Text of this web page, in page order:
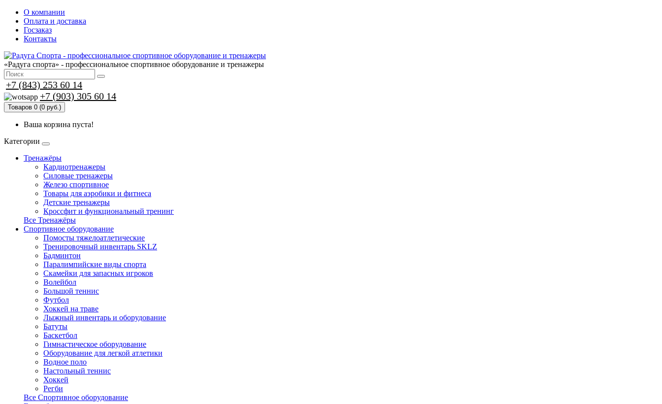
О компании
Оплата и доставка
Госзаказ
Контакты
«Радуга спорта» - профессиональное спортивное оборудование и тренажеры
+7 (843) 253 60 14
+7 (903) 305 60 14
Товаров 0 (0 руб.)
Ваша корзина пуста!
Категории
Тренажёры
Кардиотренажеры
Силовые тренажеры
Железо спортивное
Товары для аэробики и фитнеса
Детские тренажеры
Кроссфит и функциональный тренинг
Все Тренажёры
Спортивное оборудование
Помосты тяжелоатлетические
Тренировочный инвентарь SKLZ
Бадминтон
Паралимпийские виды спорта
Скамейки для запасных игроков
Волейбол
Большой теннис
Футбол
Хоккей на траве
Лыжный инвентарь и оборудование
Батуты
Баскетбол
Гимнастическое оборудование
Оборудование для легкой атлетики
Водное поло
Настольный теннис
Хоккей
Регби
Все Спортивное оборудование